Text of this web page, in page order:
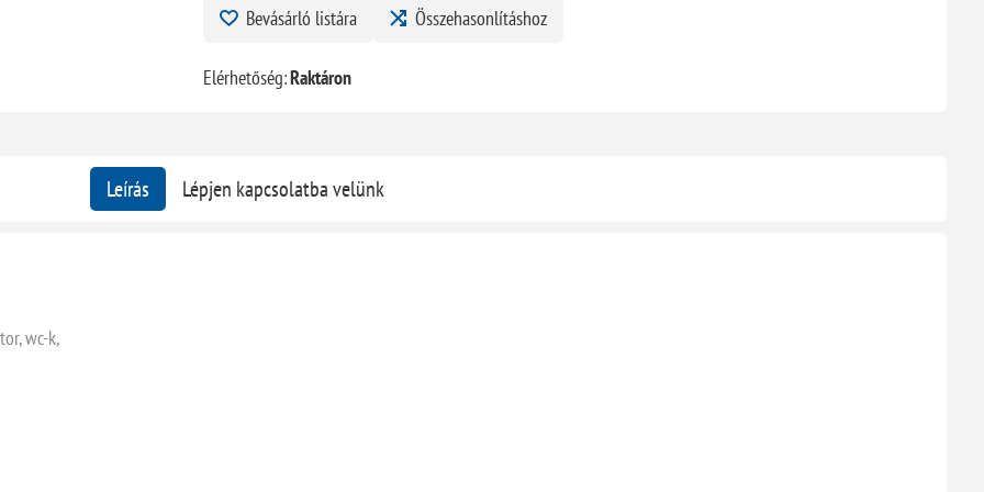
Bevásárló listára Összehasonlításhoz
Elérhetőség:Raktáron
Leírás Lépjen kapcsolatba velünk
wc-k,